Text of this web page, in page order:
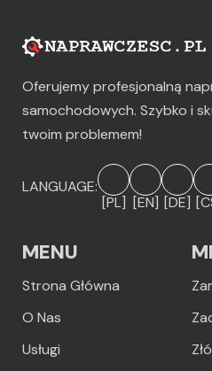
Oferujemy profesjonalną
samochodowych. Szybko i
twoim problemem!
LANGUAGE:
[PL] [EN] [DE]
MENU
Strona Główna
O Nas
Usługi